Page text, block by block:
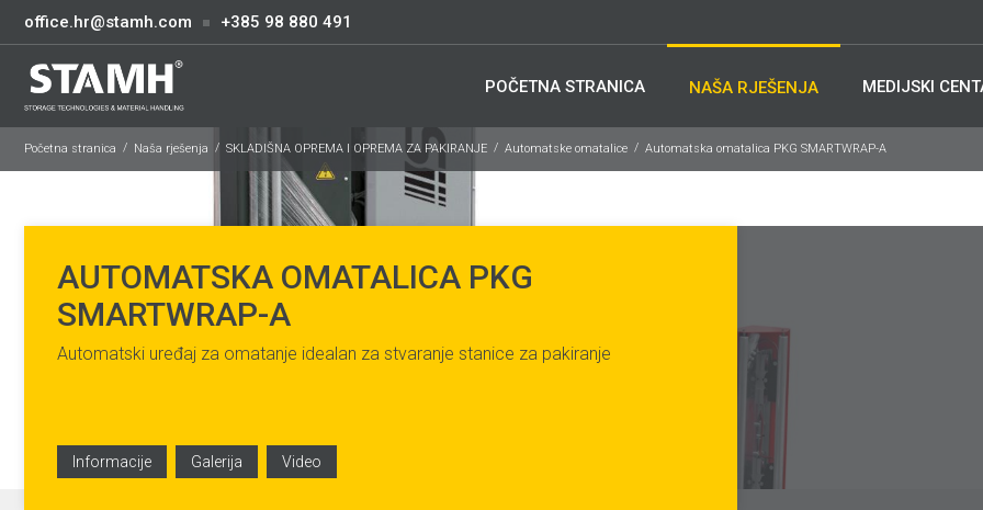
office.hr@stamh.com +385 98 880 491
POČETNA STRANICA NAŠA RJEŠENJA MEDIJSKI
Početna stranica Naša rješenja SKLADIŠNA OPREMA I OPREMA ZA PAKIRANJE Automatske omatalice Automatska omatalica PKG SMARTWRAP-A
AUTOMATSKA OMATALICA PKG
SMARTWRAP-A
Automatski uređaj za omatanje idealan za stvaranje stanice za pakiranje
Informacije Galerija Video